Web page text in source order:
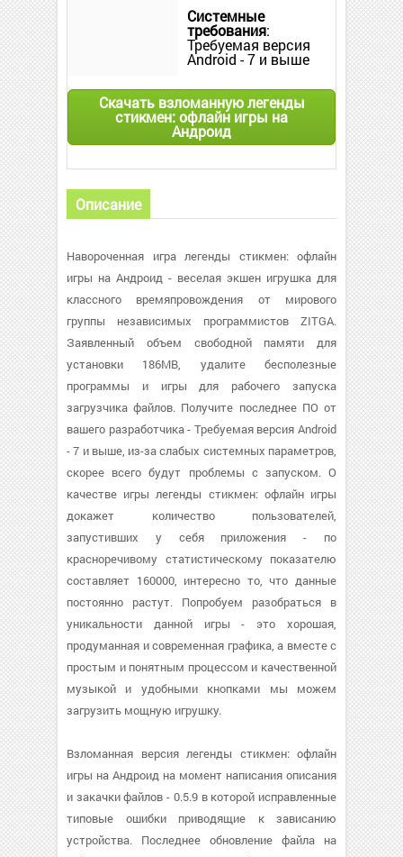
Системные
требования:
Требуемая версия
Android - 7 и выше
Скачать взломанную легенды
стикмен: офлайн игры на
Андроид
Описание
Навороченная игра легенды стикмен: офлайн
игры на Андроид - веселая экшен игрушка для
классного времяпровождения от мирового
группы независимых программистов ZITGA.
Заявленный объем свободной памяти для
установки 186MB, удалите бесполезные
программы и игры для рабочего запуска
загрузчика файлов. Получите последнее ПО от
вашего разработчика - Требуемая версия Android
- 7 и выше, из-за слабых системных параметров,
скорее всего будут проблемы с запуском. О
качестве игры легенды стикмен: офлайн игры
докажет количество пользователей,
запустивших у себя приложения - по
красноречивому статистическому показателю
составляет 160000, интересно то, что данные
постоянно растут. Попробуем разобраться в
уникальности данной игры - это хорошая,
продуманная и современная графика, а вместе с
простым и понятным процессом и качественной
музыкой и удобными кнопками мы можем
загрузить мощную игрушку.
Взломанная версия легенды стикмен: офлайн
игры на Андроид на момент написания описания
и закачки файлов - 0.5.9 в которой исправленные
типовые ошибки приводящие к зависанию
устройства. Последнее обновление файла на